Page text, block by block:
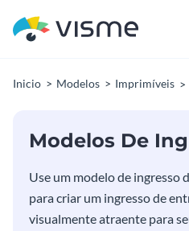
Inicio Modelos Imprimíveis
Modelos De
Use um modelo de ingresso
para criar um ingresso de
visualmente atraente para